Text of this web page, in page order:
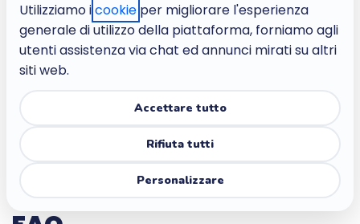
👉 Usa le attività di Wooclap durante le tue riunioni e
osserva i cambiamenti consolidarsi a poco a poco, in diretta.
Prova Wooclap gratuitamente!
Utilizziamo icookie per migliorare l'esperienza
generale di utilizzo della piattaforma, forniamo agli
utenti assistenza via chat ed annunci mirati su altri
siti web.
Accettare tutto
Rifiuta tutti
Personalizzare